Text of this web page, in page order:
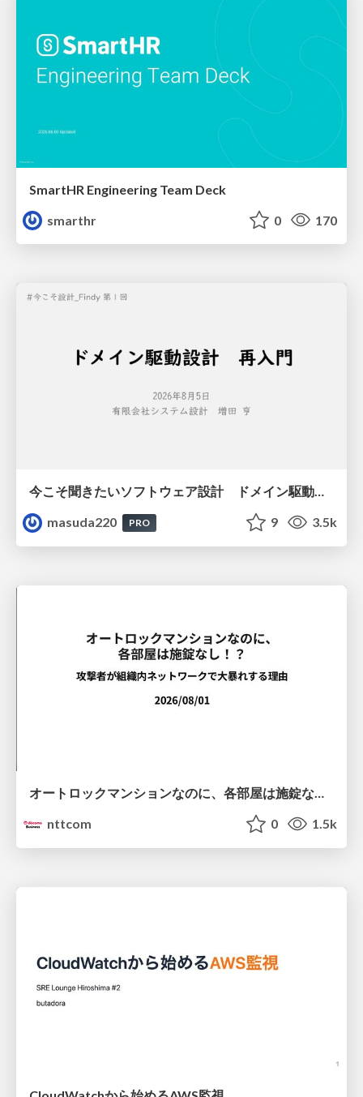
SmartHR Engineering Team Deck
smarthr
0 170
今こそ聞きたいソフトウェア設計 ドメイン駆動設計再入門
masuda220
PRO 9 3.5k
オートロックマンションなのに、各部屋は施錠なし！？ 攻撃者が組織内ネットワークで大暴れする理由 / The Front Door Is Locked, but the Rooms Are Wide Open: Why Attackers Move Freely Inside Enterprise Networks
nttcom
0 1.5k